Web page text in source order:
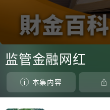
seconds
of
seconds
监管金融网红
本集内容